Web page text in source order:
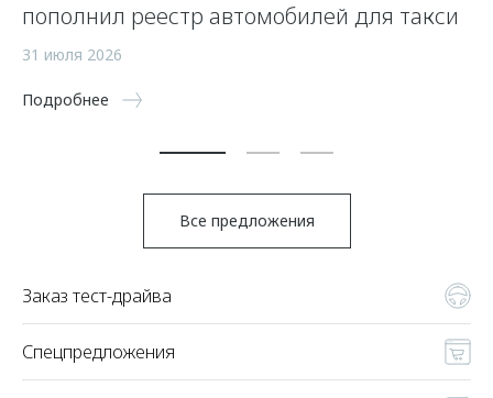
пополнил реестр автомобилей для такси
31 июля 2026
Подробнее
Все предложения
Заказ тест-драйва
Спецпредложения